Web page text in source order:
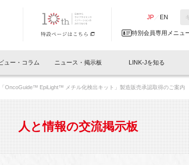
JP EN
特別会員専用メニュ
閉じる
イベントレポート一覧
LINK-J主催・共催
LINK-J協賛・協力
What's "UNIKORN"？
ュー・コラム
ベンチャーインタビュー 会報
サポーターコラム 日本
ニュース・掲示板
人と情報の交流掲示板一覧
会員プレスリリース
募集
LINK-Jを知る
Why in Nihonbashi
サポーター紹介 事業
パンフレット GTB
特別会員について 入会
オフィス・ラボ 施設
「OncoGuide™ EpiLight™ メチル化検出キット」製造販売承認取得のご案内
人と情報の交流掲示板